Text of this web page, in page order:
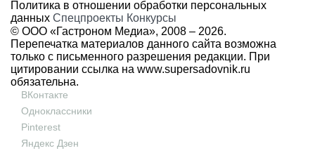
Политика в отношении обработки персональных
данных Спецпроекты Конкурсы
© ООО «Гастроном Медиа», 2008 – 2026.
Перепечатка материалов данного сайта возможна
только с письменного разрешения редакции. При
цитировании ссылка на www.supersadovnik.ru
обязательна.
ВКонтакте
Одноклассники
Pinterest
Яндекс Дзен